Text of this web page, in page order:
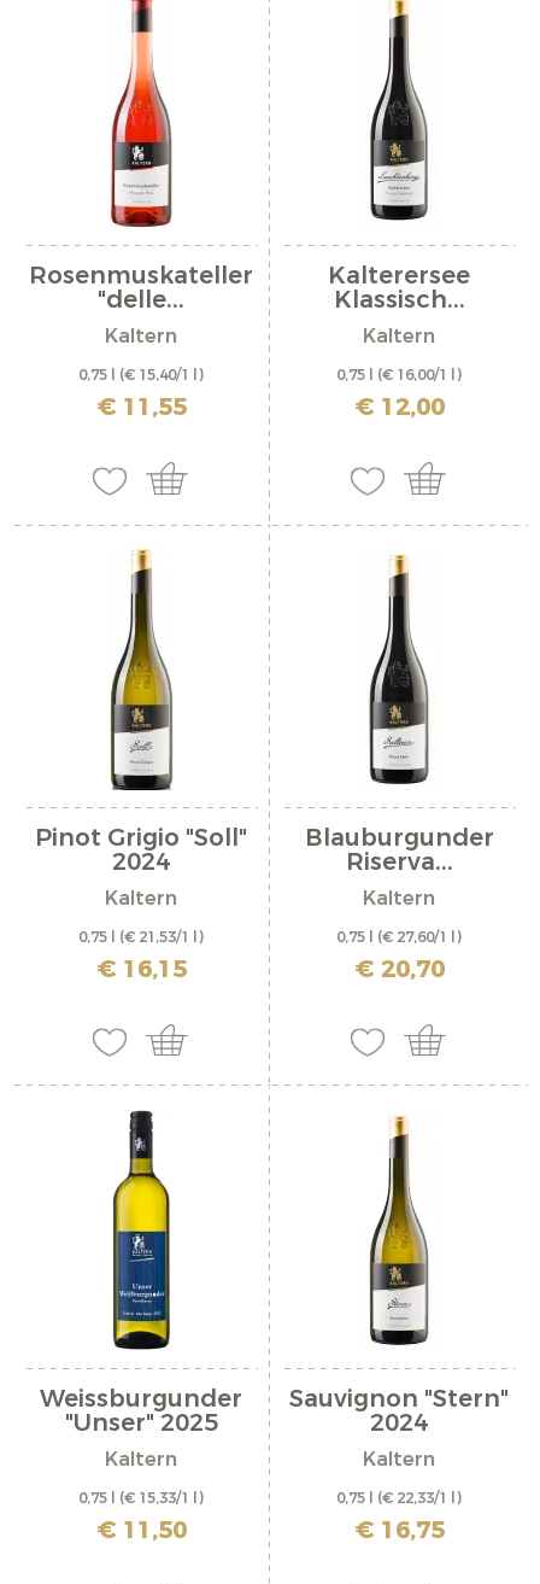
Rosenmuskateller
"delle...
Kaltern
0,75 l (€ 15,40/1 l)
inkl. MwSt. zzgl. Versandkosten
€ 11,55
Kalterersee
Klassisch...
Kaltern
0,75 l (€ 16,00/1 l)
inkl. MwSt. zzgl. Versandkosten
€ 12,00
Pinot Grigio "Soll"
2024
Kaltern
0,75 l (€ 21,53/1 l)
inkl. MwSt. zzgl. Versandkosten
€ 16,15
Blauburgunder
Riserva...
Kaltern
0,75 l (€ 27,60/1 l)
inkl. MwSt. zzgl. Versandkosten
€ 20,70
Weissburgunder
"Unser" 2025
Kaltern
0,75 l (€ 15,33/1 l)
inkl. MwSt. zzgl. Versandkosten
€ 11,50
Sauvignon "Stern"
2024
Kaltern
0,75 l (€ 22,33/1 l)
inkl. MwSt. zzgl. Versandkosten
€ 16,75